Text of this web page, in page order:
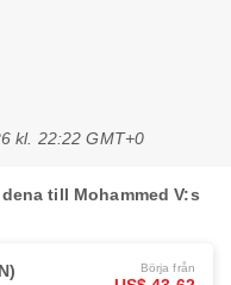
kl. 22:22 GMT+0
till Mohammed V:s
Börja från